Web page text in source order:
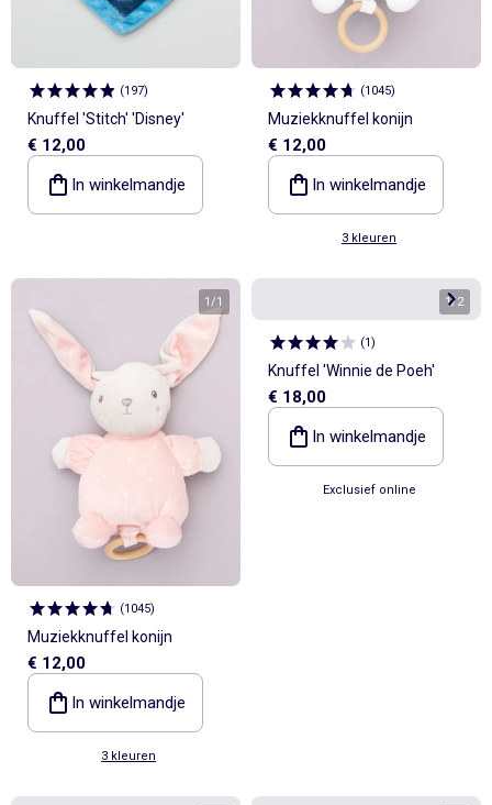
(197)
Knuffel 'Stitch' 'Disney'
€ 12,00
In winkelmandje
(1045)
Muziekknuffel konijn
€ 12,00
In winkelmandje
3 kleuren
1/1
(1045)
Muziekknuffel konijn
€ 12,00
In winkelmandje
3 kleuren
1/2
(1)
Knuffel 'Winnie de Poeh'
€ 18,00
In winkelmandje
Exclusief online